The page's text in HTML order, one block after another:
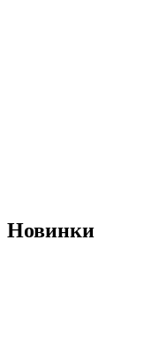
Новинки